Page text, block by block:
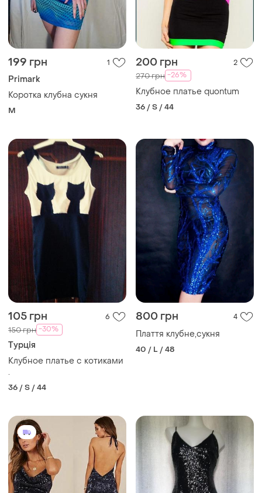
199 грн 1
Primark
Коротка клубна сукня
M
200 грн 2
270 грн -26%
Клубное платье quontum
36 / S / 44
105 грн 6
150 грн -30%
Турція
Клубное платье с котиками
.
36 / S / 44
800 грн 4
Плаття клубне,сукня
40 / L / 48